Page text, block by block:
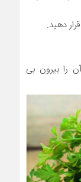
دهید.
را بیرون بی